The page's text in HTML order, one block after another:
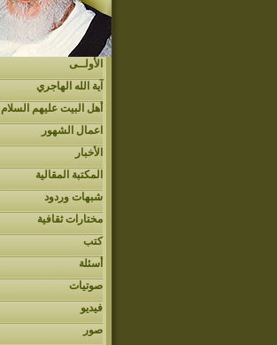
الأولــى
آية الله الهاجري
أهل البيت عليهم السلام
اعمال الشهور
الأخبار
المكتبة المقالية
شبهات وردود
مختارات ثقافية
كتب
أسئلة
صوتيات
فيديو
صور